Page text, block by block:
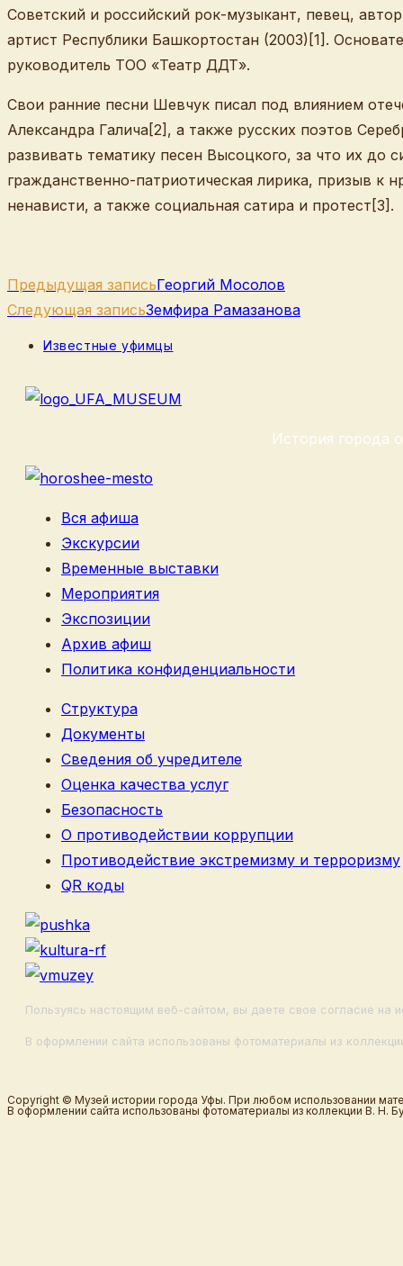
Советский и российский рок-музыкант, певец,
артист Республики Башкортостан (2003)[1].
руководитель ТОО «Театр ДДТ».
Свои ранние песни Шевчук писал под влиянием
Александра Галича[2], а также русских поэтов
развивать тематику песен Высоцкого, за что их до
гражданственно-патриотическая лирика, призыв к
ненависти, а также социальная сатира и протест[3].
Еще
статьи
Предыдущая записьГеоргий Мосолов
Следующая записьЗемфира Рамазанова
Рубрика
Известные уфимцы
История города
Вся афиша
Экскурсии
Временные выставки
Мероприятия
Экспозиции
Архив афиш
Политика конфиденциальности
Структура
Документы
Сведения об учредителе
Оценка качества услуг
Безопасность
О противодействии коррупции
Противодействие экстремизму и терроризму
QR коды
Пользуясь настоящим веб-сайтом, вы даете свое согласие на
В оформлении сайта использованы фотоматериалы из
Copyright © Музей истории города Уфы. При любом использовании
В оформлении сайта использованы фотоматериалы из коллекции В. Н.